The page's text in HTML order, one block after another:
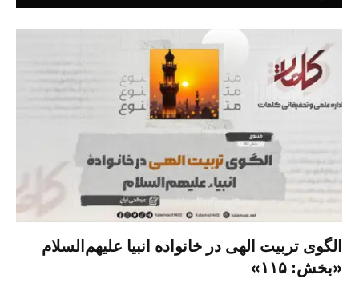
الگوی تربیت الهی در خانواده انبیا‌‌ علیهم‌السلام
«بخش: ۱۱۵»